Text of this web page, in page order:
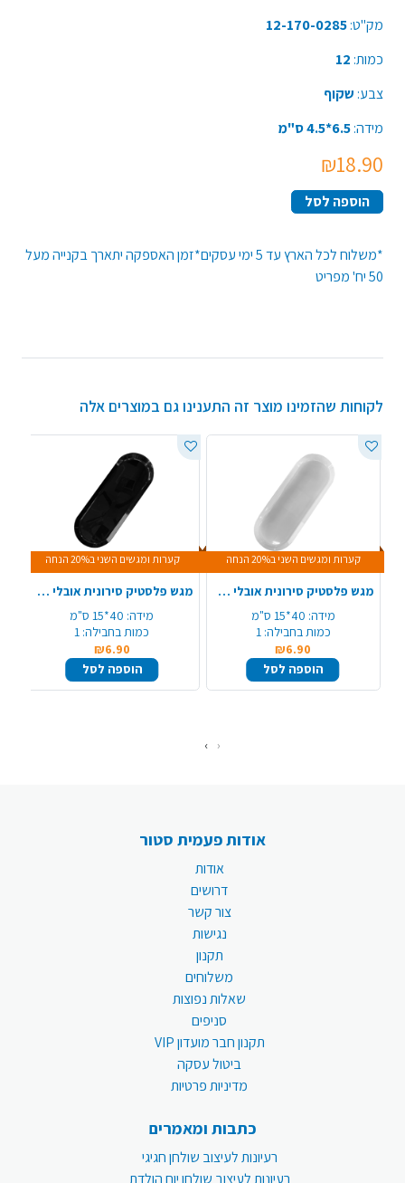
מק"ט:12-170-0285
כמות: 12
צבע: שקוף
מידה:6.5*4.5 ס"מ
₪18.90
הוספה לסל
*משלוח לכל הארץ עד 5 ימי עסקים*זמן האספקה יתארך בקנייה מעל
50 יח' מפריט
לקוחות שהזמינו מוצר זה התענינו גם במוצרים אלה
קערות ומגשים השני ב20% הנחה
מגש פלסטיק סירונית אובלי 40*15 ס"מ - לבן
מידה: 40*15 ס"מ
כמות בחבילה: 1
₪6.90
הוספה לסל
קערות ומגשים השני ב20% הנחה
מגש פלסטיק סירונית אובלי 40*15 ס"מ - שחור
מידה: 40*15 ס"מ
כמות בחבילה: 1
₪6.90
הוספה לסל
‹
›
אודות פעמית סטור
אודות
דרושים
צור קשר
נגישות
תקנון
משלוחים
שאלות נפוצות
סניפים
תקנון חבר מועדון VIP
ביטול עסקה
מדיניות פרטיות
כתבות ומאמרים
רעיונות לעיצוב שולחן חגיגי
רעיונות לעיצוב שולחן יום הולדת